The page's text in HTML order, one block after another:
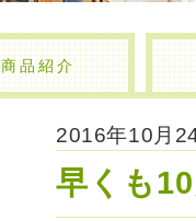
商品紹介
2016年10月
早くも